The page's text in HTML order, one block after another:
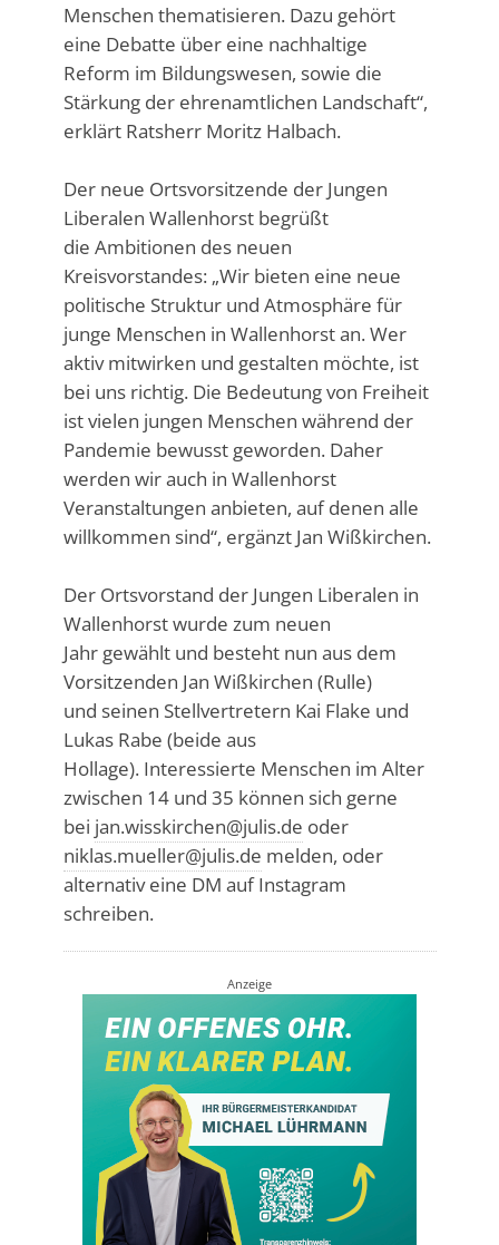
Menschen thematisieren. Dazu gehört
eine Debatte über eine nachhaltige
Reform im Bildungswesen, sowie die
Stärkung der ehrenamtlichen Landschaft“,
erklärt Ratsherr Moritz Halbach.
Der neue Ortsvorsitzende der Jungen
Liberalen Wallenhorst begrüßt
die Ambitionen des neuen
Kreisvorstandes: „Wir bieten eine neue
politische Struktur und Atmosphäre für
junge Menschen in Wallenhorst an. Wer
aktiv mitwirken und gestalten möchte, ist
bei uns richtig. Die Bedeutung von Freiheit
ist vielen jungen Menschen während der
Pandemie bewusst geworden. Daher
werden wir auch in Wallenhorst
Veranstaltungen anbieten, auf denen alle
willkommen sind“, ergänzt Jan Wißkirchen.
Der Ortsvorstand der Jungen Liberalen in
Wallenhorst wurde zum neuen
Jahr gewählt und besteht nun aus dem
Vorsitzenden Jan Wißkirchen (Rulle)
und seinen Stellvertretern Kai Flake und
Lukas Rabe (beide aus
Hollage). Interessierte Menschen im Alter
zwischen 14 und 35 können sich gerne
bei jan.wisskirchen@julis.de oder
niklas.mueller@julis.de melden, oder
alternativ eine DM auf Instagram
schreiben.
Anzeige